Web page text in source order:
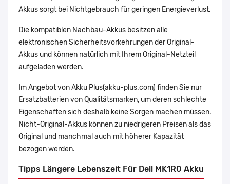
Akkus sorgt bei Nichtgebrauch für geringen Energieverlust.
Die kompatiblen Nachbau-Akkus besitzen alle
elektronischen Sicherheitsvorkehrungen der Original-
Akkus und können natürlich mit Ihrem Original-Netzteil
aufgeladen werden.
Im Angebot von Akku Plus(akku-plus.com) finden Sie nur
Ersatzbatterien von Qualitätsmarken, um deren schlechte
Eigenschaften sich deshalb keine Sorgen machen müssen.
Nicht-Original-Akkus können zu niedrigeren Preisen als das
Original und manchmal auch mit höherer Kapazität
bezogen werden.
Tipps Längere Lebenszeit Für Dell MK1R0 Akku